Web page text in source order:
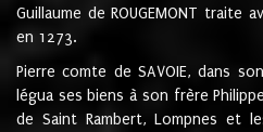
Guillaume de ROUGEMONT traite
en 1273.
Pierre comte de SAVOIE, dans
légua ses biens à son frère
de Saint Rambert, Lompnes et